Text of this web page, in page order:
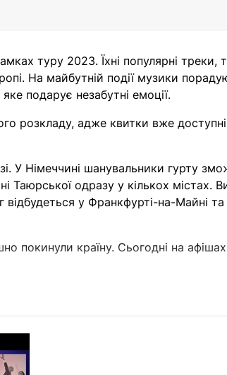
туру 2023. Їхні популярні треки,
На майбутній події музики
подарує незабутні емоції.
розкладу, адже квитки вже
У Німеччині шанувальники гурту
Таюрської одразу у кількох містах.
відбудеться у Франкфурті-на-Майні та
покинули країну. Сьогодні на
відвідати живе шоу.